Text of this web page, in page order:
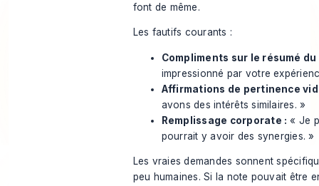
font de même.
Les fautifs courants :
Compliments sur le résumé
impressionné par votre
Affirmations de pertinence
avons des intérêts similaires. »
Remplissage corporate : « Je
pourrait y avoir des synergies. »
Les vraies demandes sonnent
peu humaines. Si la note pouvait être